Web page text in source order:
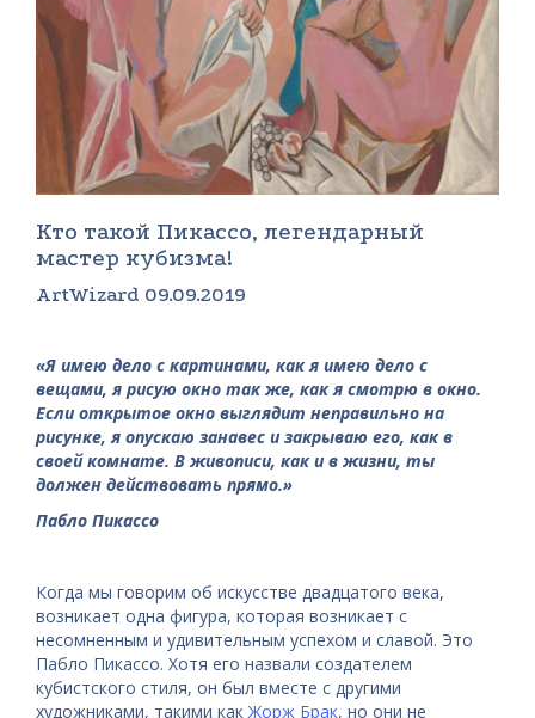
Кто такой Пикассо, легендарный
мастер кубизма!
ArtWizard 09.09.2019
«Я имею дело с картинами, как я имею дело с
вещами, я рисую окно так же, как я смотрю в окно.
Если открытое окно выглядит неправильно на
рисунке, я опускаю занавес и закрываю его, как в
своей комнате. В живописи, как и в жизни, ты
должен действовать прямо.»
Пабло Пикассо
Когда мы говорим об искусстве двадцатого века,
возникает одна фигура, которая возникает с
несомненным и удивительным успехом и славой. Это
Пабло Пикассо. Хотя его назвали создателем
кубистского стиля, он был вместе с другими
художниками, такими как Жорж Брак, но они не